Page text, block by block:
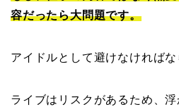
容だったら大問題です。
アイドルとして避けなければな
ライブはリスクがあるため、